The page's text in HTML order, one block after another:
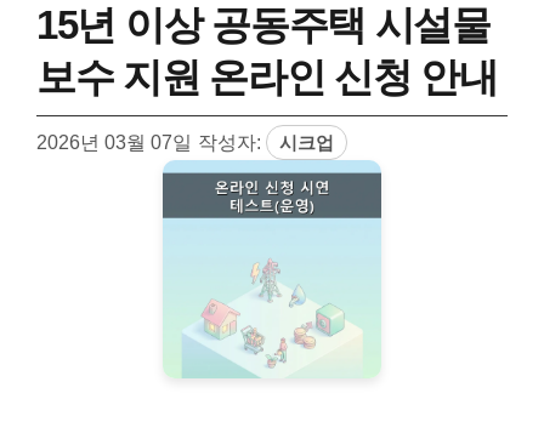
15년 이상 공동주택 시설물
보수 지원 온라인 신청 안내
2026년 03월 07일 작성자: 시크업